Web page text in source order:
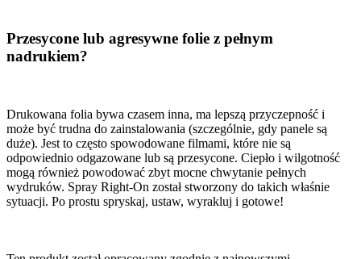
Przesycone lub agresywne folie z pełnym
nadrukiem?
Drukowana folia bywa czasem inna, ma lepszą przyczepność i
może być trudna do zainstalowania (szczególnie, gdy panele są
duże). Jest to często spowodowane filmami, które nie są
odpowiednio odgazowane lub są przesycone. Ciepło i wilgotność
mogą również powodować zbyt mocne chwytanie pełnych
wydruków. Spray Right-On został stworzony do takich właśnie
sytuacji. Po prostu spryskaj, ustaw, wyrakluj i gotowe!